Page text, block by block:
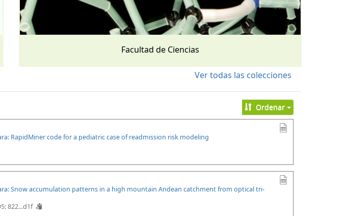
Facultad de Ciencias
Ver todas las colecciones
Ordenar
RapidMiner code for a pediatric case of readmission risk modeling
Snow accumulation patterns in a high mountain Andean catchment from optical tri-
822...d1f